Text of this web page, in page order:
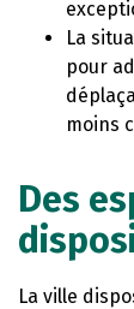
La
pour
moins
Des
La ville